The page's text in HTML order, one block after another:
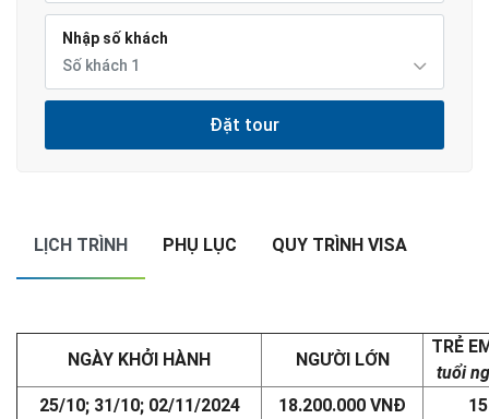
Nhập số khách
Số khách 1
LỊCH TRÌNH PHỤ LỤC QUY TRÌNH VISA
NGÀY KHỞI HÀNH NGƯỜI LỚN
TRẺ
tuổi
25/10; 31/10; 02/11/2024
18.200.000 VNĐ